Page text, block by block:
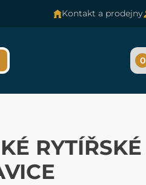
Kontakt a prodejny
0
RYTÍŘSKÉ